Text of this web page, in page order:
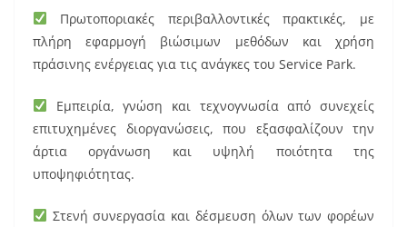
Πρωτοποριακές περιβαλλοντικές πρακτικές, με
πλήρη εφαρμογή βιώσιμων μεθόδων και χρήση
πράσινης ενέργειας για τις ανάγκες του Service Park.
Εμπειρία, γνώση και τεχνογνωσία από συνεχείς
επιτυχημένες διοργανώσεις, που εξασφαλίζουν την
άρτια οργάνωση και υψηλή ποιότητα της
υποψηφιότητας.
Στενή συνεργασία και δέσμευση όλων των φορέων